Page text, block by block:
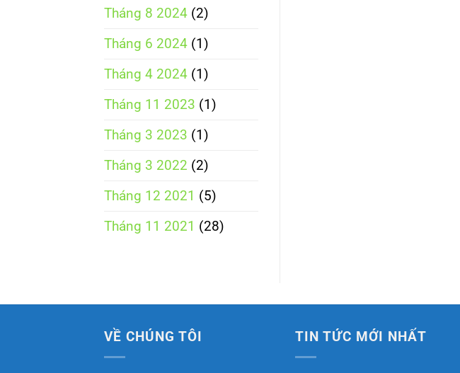
Tháng 8 2024 (2)
Tháng 6 2024 (1)
Tháng 4 2024 (1)
Tháng 11 2023 (1)
Tháng 3 2023 (1)
Tháng 3 2022 (2)
Tháng 12 2021 (5)
Tháng 11 2021 (28)
VỀ CHÚNG TÔI TIN TỨC MỚI NHẤT